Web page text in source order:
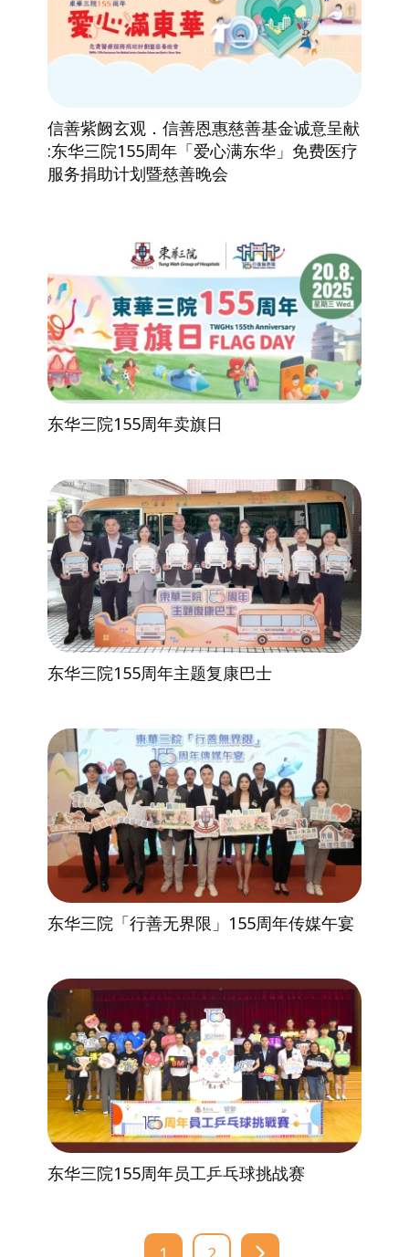
信善紫阙玄观．信善恩惠慈善基金诚意呈献
:东华三院155周年「爱心满东华」免费医疗
服务捐助计划暨慈善晚会
东华三院155周年卖旗日
东华三院155周年主题复康巴士
东华三院「行善无界限」155周年传媒午宴
东华三院155周年员工乒乓球挑战赛